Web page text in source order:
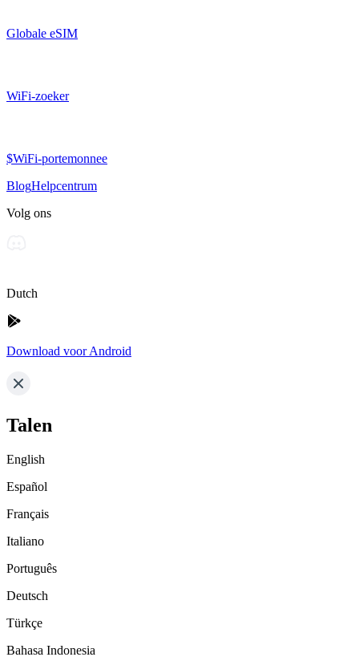
Globale eSIM
WiFi-zoeker
$WiFi-portemonnee
BlogHelpcentrum
Volg ons
Dutch
Download voor Android
Talen
English
Español
Français
Italiano
Português
Deutsch
Türkçe
Bahasa Indonesia